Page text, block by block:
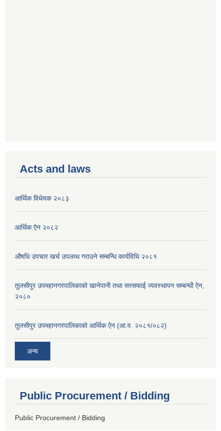
Acts and laws
आर्थिक विधेयक २०८३
आर्थिक ऐन २०८२
औषधि उपचार खर्च उपलव्ध गराउने सम्बन्धि कार्यविधि २०८१
तुलसीपुर उपमहानगरपालिकाको खानेपानी तथा सरसफाई व्यवस्थापन सम्बन्धी ऐन,
२०८०
तुलसीपुर उपमहानगरपालिकाको आर्थिक ऐन (आ.व. २०८१/०८२)
अन्य
Public Procurement / Bidding
Public Procurement / Bidding